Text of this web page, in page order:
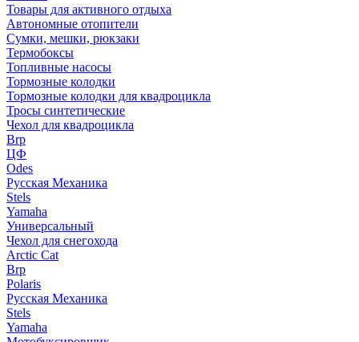
Товары для активного отдыха
Автономные отопители
Сумки, мешки, рюкзаки
Термобоксы
Топливные насосы
Тормозные колодки
Тормозные колодки для квадроцикла
Тросы синтетические
Чехол для квадроцикла
Brp
ЦФ
Odes
Русская Механика
Stels
Yamaha
Универсальный
Чехол для снегохода
Arctic Cat
Brp
Polaris
Русская Механика
Stels
Yamaha